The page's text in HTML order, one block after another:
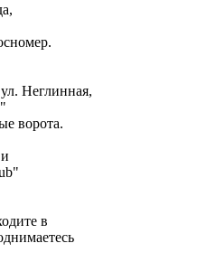
Неглинная,
ворота.
в